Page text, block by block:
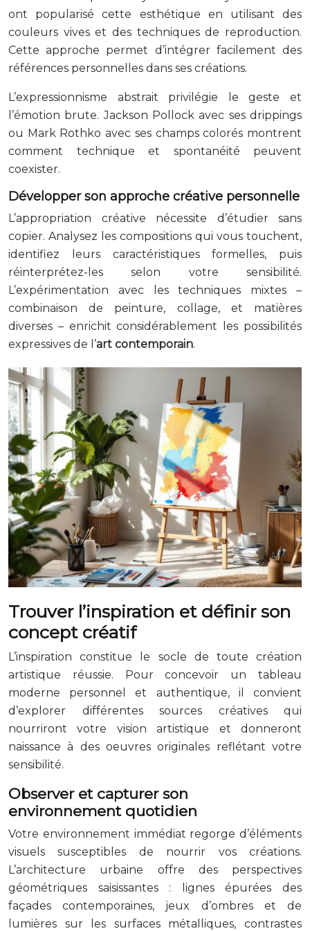
ont popularisé cette esthétique en utilisant des
couleurs vives et des techniques de reproduction.
Cette approche permet d’intégrer facilement des
références personnelles dans ses créations.
L’expressionnisme abstrait privilégie le geste et
l’émotion brute. Jackson Pollock avec ses drippings
ou Mark Rothko avec ses champs colorés montrent
comment technique et spontanéité peuvent
coexister.
Développer son approche créative personnelle
L’appropriation créative nécessite d’étudier sans
copier. Analysez les compositions qui vous touchent,
identifiez leurs caractéristiques formelles, puis
réinterprétez-les selon votre sensibilité.
L’expérimentation avec les techniques mixtes –
combinaison de peinture, collage, et matières
diverses – enrichit considérablement les possibilités
expressives de l’art contemporain.
Trouver l’inspiration et définir son
concept créatif
L’inspiration constitue le socle de toute création
artistique réussie. Pour concevoir un tableau
moderne personnel et authentique, il convient
d’explorer différentes sources créatives qui
nourriront votre vision artistique et donneront
naissance à des oeuvres originales reflétant votre
sensibilité.
Observer et capturer son
environnement quotidien
Votre environnement immédiat regorge d’éléments
visuels susceptibles de nourrir vos créations.
L’architecture urbaine offre des perspectives
géométriques saisissantes : lignes épurées des
façades contemporaines, jeux d’ombres et de
lumières sur les surfaces métalliques, contrastes